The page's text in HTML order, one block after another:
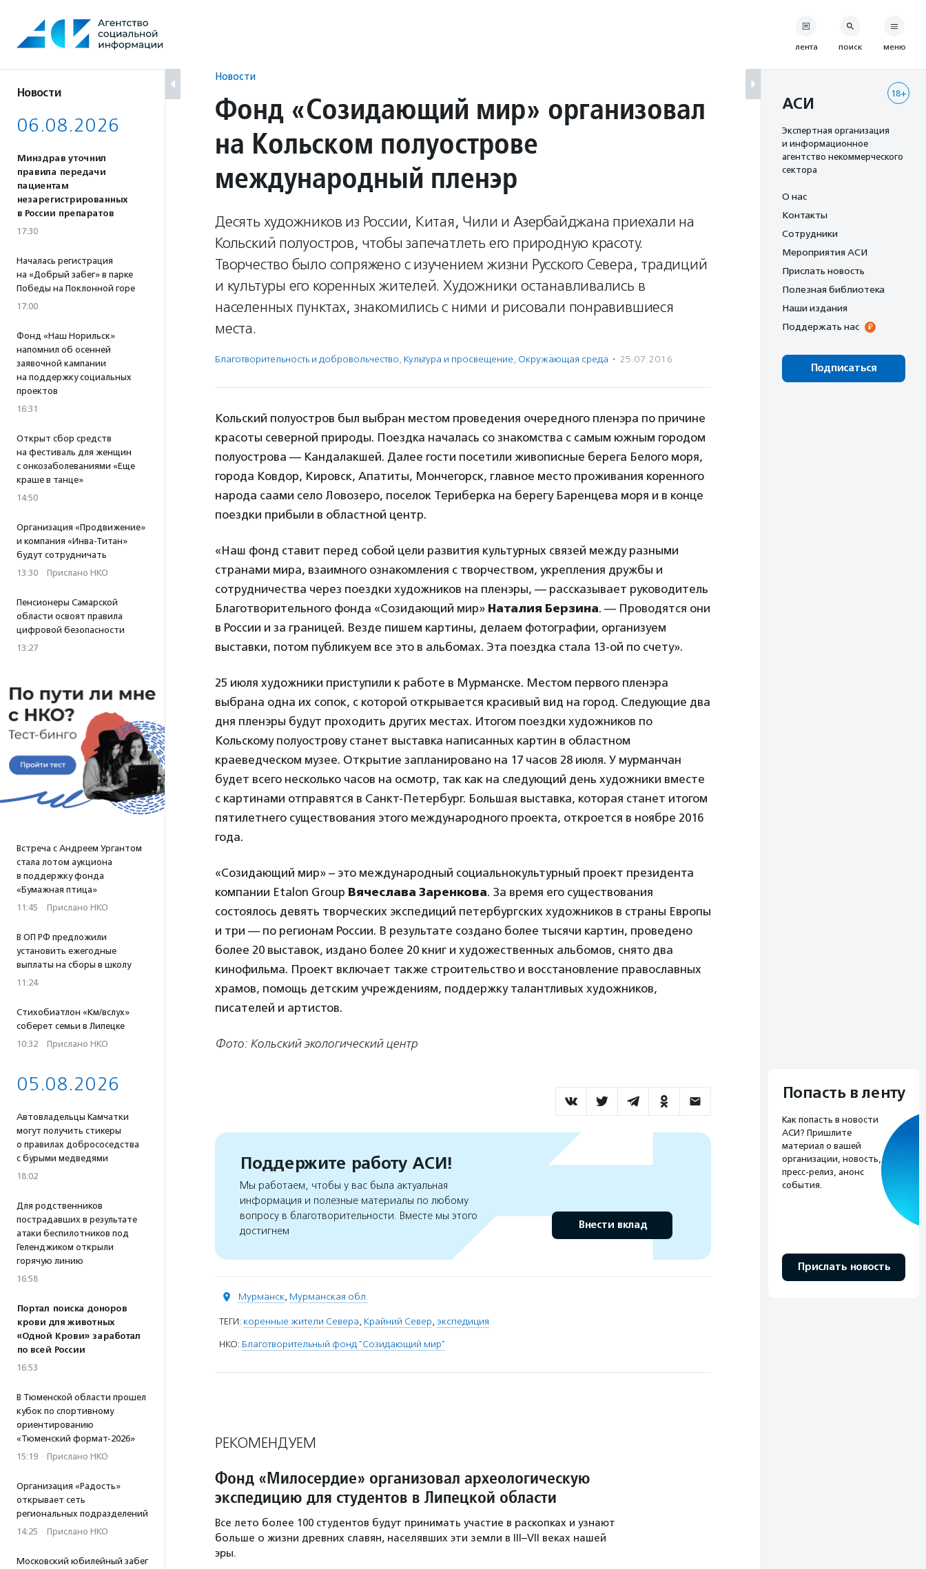
содержанию
Новости
06.08.2026
Минздрав уточнил
правила передачи
пациентам
незарегистрированных
в России препаратов
17:30
Началась регистрация
на «Добрый забег» в парке
Победы на Поклонной горе
17:00
Фонд «Наш Норильск»
напомнил об осенней
заявочной кампании
на поддержку социальных
проектов
16:31
Открыт сбор средств
на фестиваль для женщин
с онкозаболеваниями «Еще
краше в танце»
14:50
Организация «Продвижение»
и компания «Инва-Титан»
будут сотрудничать
13:30 · Прислано НКО
Пенсионеры Самарской
области освоят правила
цифровой безопасности
13:27
Встреча с Андреем Ургантом
стала лотом аукциона
в поддержку фонда
«Бумажная птица»
11:45 · Прислано НКО
В ОП РФ предложили
установить ежегодные
выплаты на сборы в школу
11:24
Стихобиатлон «Км/вслух»
соберет семьи в Липецке
10:32 · Прислано НКО
05.08.2026
Автовладельцы Камчатки
могут получить стикеры
о правилах добрососедства
с бурыми медведями
18:02
Для родственников
пострадавших в результате
атаки беспилотников под
Геленджиком открыли
горячую линию
16:58
Портал поиска доноров
крови для животных
«Одной Крови» заработал
по всей России
16:53
В Тюменской области прошел
кубок по спортивному
ориентированию
«Тюменский формат-2026»
15:19 · Прислано НКО
Организация «Радость»
открывает сеть
региональных подразделений
14:25 · Прислано НКО
Московский юбилейный забег
Новости
Фонд «Созидающий мир» организовал
на Кольском полуострове
международный пленэр
Десять художников из России, Китая, Чили и Азербайджана приехали на
Кольский полуостров, чтобы запечатлеть его природную красоту.
Творчество было сопряжено с изучением жизни Русского Севера, традиций
и культуры его коренных жителей. Художники останавливались в
населенных пунктах, знакомились с ними и рисовали понравившиеся
места.
Благотвори­тель­ность и доброволь­чест­во, Культура и просвещение, Окружающая среда · 25.07.2016
Кольский полуостров был выбран местом проведения очередного пленэра по причине
красоты северной природы. Поездка началась со знакомства с самым южным городом
полуострова — Кандалакшей. Далее гости посетили живописные берега Белого моря,
города Ковдор, Кировск, Апатиты, Мончегорск, главное место проживания коренного
народа саами село Ловозеро, поселок Териберка на берегу Баренцева моря и в конце
поездки прибыли в областной центр.
«Наш фонд ставит перед собой цели развития культурных связей между разными
странами мира, взаимного ознакомления с творчеством, укрепления дружбы и
сотрудничества через поездки художников на пленэры, — рассказывает руководитель
Благотворительного фонда «Созидающий мир» Наталия Берзина. — Проводятся они
в России и за границей. Везде пишем картины, делаем фотографии, организуем
выставки, потом публикуем все это в альбомах. Эта поездка стала 13-ой по счету».
25 июля художники приступили к работе в Мурманске. Местом первого пленэра
выбрана одна их сопок, с которой открывается красивый вид на город. Следующие два
дня пленэры будут проходить других местах. Итогом поездки художников по
Кольскому полуострову станет выставка написанных картин в областном
краеведческом музее. Открытие запланировано на 17 часов 28 июля. У мурманчан
будет всего несколько часов на осмотр, так как на следующий день художники вместе
с картинами отправятся в Санкт-Петербург. Большая выставка, которая станет итогом
пятилетнего существования этого международного проекта, откроется в ноябре 2016
года.
«Созидающий мир» – это международный социальнокультурный проект президента
компании Etalon Group Вячеслава Заренкова. За время его существования
состоялось девять творческих экспедиций петербургских художников в страны Европы
и три — по регионам России. В результате создано более тысячи картин, проведено
более 20 выставок, издано более 20 книг и художественных альбомов, снято два
кинофильма. Проект включает также строительство и восстановление православных
храмов, помощь детским учреждениям, поддержку талантливых художников,
писателей и артистов.
Фото: Кольский экологический центр
Поддержите работу АСИ!
Мы работаем, чтобы у вас была актуальная
информация и полезные материалы по любому
вопросу в благотворительности. Вместе мы этого
достигнем
Внести вклад
Мурманск, Мурманская обл.
ТЕГИ: коренные жители Севера, Крайний Север, экспедиция
НКО: Благотворительный фонд "Созидающий мир"
РЕКОМЕНДУЕМ
Фонд «Милосердие» организовал археологическую
экспедицию для студентов в Липецкой области
Все лето более 100 студентов будут принимать участие в раскопках и узнают
больше о жизни древних славян, населявших эти земли в III–VII веках нашей
эры.
лента поиск меню
18+
АСИ
Экспертная организация
и информационное
агентство некоммерческого
сектора
О нас
Контакты
Сотрудники
Мероприятия АСИ
Прислать новость
Полезная библиотека
Наши издания
Поддержать нас
Подписаться
Попасть в ленту
Как попасть в новости
АСИ? Пришлите
материал о вашей
организации, новость,
пресс-релиз, анонс
события.
Прислать новость